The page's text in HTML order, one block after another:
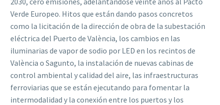
Verde Europeo. Hitos que están dando pasos concretos
como la licitación de la dirección de obra de la subestación
eléctrica del Puerto de València, los cambios en las
iluminarias de vapor de sodio por LED en los recintos de
València o Sagunto, la instalación de nuevas cabinas de
control ambiental y calidad del aire, las infraestructuras
ferroviarias que se están ejecutando para fomentar la
intermodalidad y la conexión entre los puertos y los